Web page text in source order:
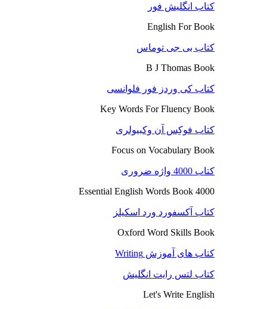
کتاب انگلیش فور
English For Book
کتاب بی جی توماس
B J Thomas Book
کتاب کی وردز فور فلوانسی
Key Words For Fluency Book
کتاب فوکِس آن وکبیولری
Focus on Vocabulary Book
کتاب 4000 واژه ضروری
4000 Essential English Words Book
کتاب آکسفورد ورد اسکیلز
Oxford Word Skills Book
کتاب های آموزش Writing
کتاب لتس رایت انگلیش
Let's Write English